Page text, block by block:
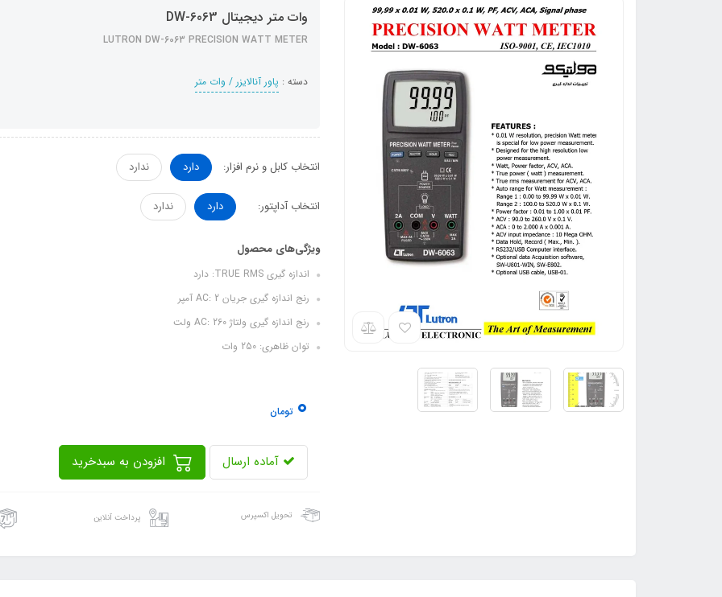
وات متر دیجیتال DW-6063
LUTRON DW-6063 PRECISION WATT METER
دسته : پاور آنالایزر / وات متر
انتخاب کابل و نرم افزار: دارد ندارد
انتخاب آداپتور: دارد ندارد
ویژگی‌های محصول
اندازه گیری TRUE RMS: دارد
رنج اندازه گیری جریان AC: 2 آمپر
رنج اندازه گیری ولتاژ AC: 260 ولت
توان ظاهری: 250 وات
0 تومان
آماده ارسال
تحویل اکسپرس پرداخت آنلاین